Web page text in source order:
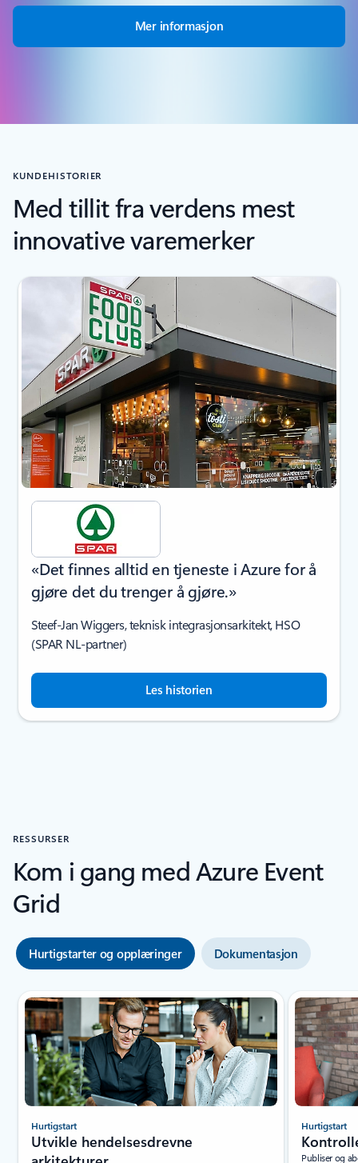
Mer informasjon
KUNDEHISTORIER
Med tillit fra verdens mest
innovative varemerker
«Det finnes alltid en tjeneste i Azure for å
gjøre det du trenger å gjøre.»
Steef-Jan Wiggers, teknisk integrasjonsarkitekt, HSO
(SPAR NL-partner)
Les historien
RESSURSER
Kom i gang med Azure Event
Grid
Hurtigstarter og opplæringer Dokumentasjon
Bla gjennom Ressurser – faneinndelingen for hurtigstarter og
Hurtigstart
Utvikle hendelsesdrevne
Hurtigstart
Publiser og